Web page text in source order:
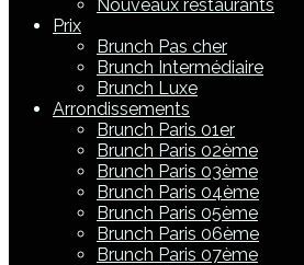
Nouveaux restaurants
Prix
Brunch Pas cher
Brunch Intermédiaire
Brunch Luxe
Arrondissements
Brunch Paris 01er
Brunch Paris 02ème
Brunch Paris 03ème
Brunch Paris 04ème
Brunch Paris 05ème
Brunch Paris 06ème
Brunch Paris 07ème